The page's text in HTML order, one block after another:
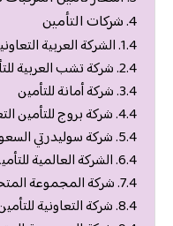
شركات التأمين
الشركة العربية
شركة تشب العربية
شركة أمانة للتأمين
شركة بروج للتأمين
شركة سوليدرتي
الشركة العالمية
شركة المجموعة
شركة التعاونية